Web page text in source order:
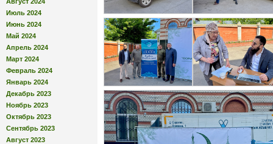
Июль 2024
Июнь 2024
Май 2024
Апрель 2024
Март 2024
Февраль 2024
Январь 2024
Декабрь 2023
Ноябрь 2023
Октябрь 2023
Сентябрь 2023
Август 2023